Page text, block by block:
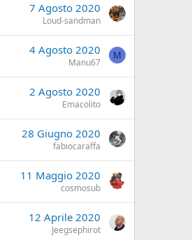
7 Agosto 2020
Loud-sandman
4 Agosto 2020
Manu67
M
2 Agosto 2020
Emacolito
28 Giugno 2020
fabiocaraffa
11 Maggio 2020
cosmosub
12 Aprile 2020
Jeegsephirot